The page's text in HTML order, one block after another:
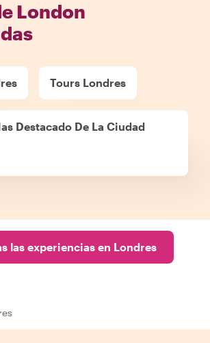
London
Tours Londres
Destacado De La Ciudad
las experiencias en Londres